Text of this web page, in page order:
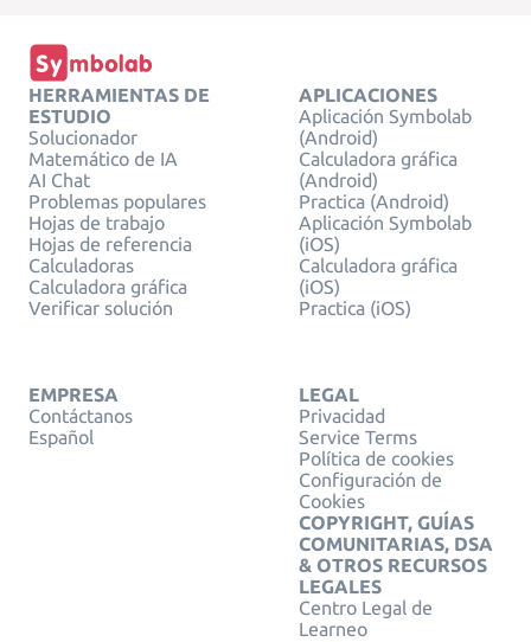
HERRAMIENTAS DE
ESTUDIO
Solucionador
Matemático de IA
AI Chat
Problemas populares
Hojas de trabajo
Hojas de referencia
Calculadoras
Calculadora gráfica
Verificar solución
APLICACIONES
Aplicación Symbolab
(Android)
Calculadora gráfica
(Android)
Practica (Android)
Aplicación Symbolab
(iOS)
Calculadora gráfica
(iOS)
Practica (iOS)
EMPRESA
Contáctanos
Español
LEGAL
Privacidad
Service Terms
Política de cookies
Configuración de
Cookies
COPYRIGHT, GUÍAS
COMUNITARIAS, DSA
& OTROS RECURSOS
LEGALES
Centro Legal de
Learneo